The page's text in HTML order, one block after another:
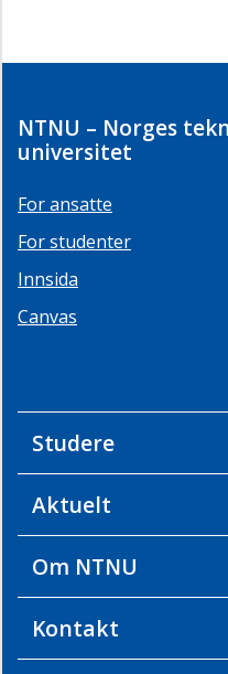
NTNU – Norges
universitet
For ansatte
For studenter
Innsida
Canvas
Studere
Aktuelt
Om NTNU
Kontakt